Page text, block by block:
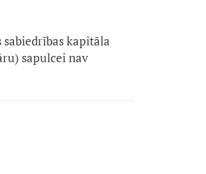
sabiedrības kapitāla
sapulcei nav